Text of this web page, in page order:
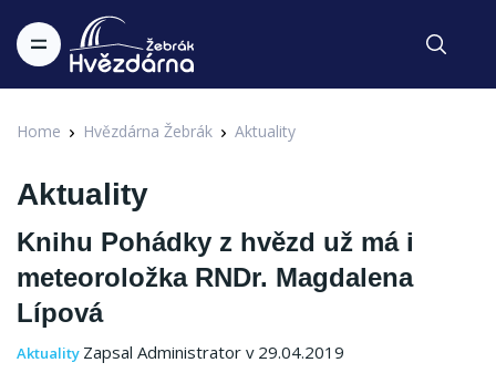
Home Hvězdárna Žebrák Aktuality
Aktuality
Knihu Pohádky z hvězd už má i
meteoroložka RNDr. Magdalena
Lípová
Aktuality Zapsal Administrator v 29.04.2019